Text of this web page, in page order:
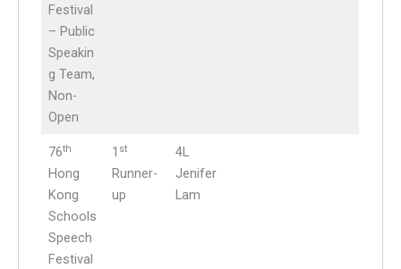
Festival
– Public
Speakin
g Team,
Non-
Open
76th
Hong
Kong
Schools
Speech
Festival
1 st
Runner-
up
4L
Jenifer
Lam